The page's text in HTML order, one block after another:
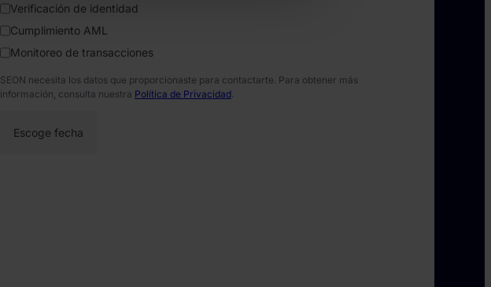
Verificación de identidad
Cumplimiento AML
Monitoreo de transacciones
SEON necesita los datos que proporcionaste para contactarte. Para obtener más
información, consulta nuestra Política de Privacidad